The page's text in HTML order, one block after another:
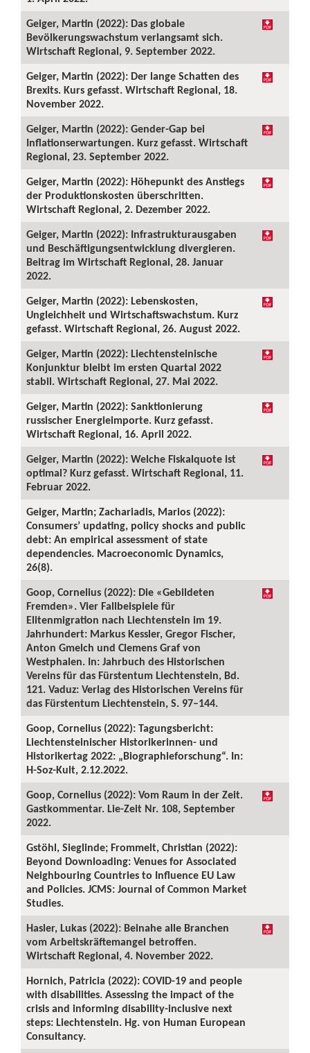
Geiger, Martin (2022): Das globale
Bevölkerungswachstum verlangsamt sich.
Wirtschaft Regional, 9. September 2022.
Geiger, Martin (2022): Der lange Schatten des
Brexits. Kurs gefasst. Wirtschaft Regional, 18.
November 2022.
Geiger, Martin (2022): Gender-Gap bei
Inflationserwartungen. Kurz gefasst. Wirtschaft
Regional, 23. September 2022.
Geiger, Martin (2022): Höhepunkt des Anstiegs
der Produktionskosten überschritten.
Wirtschaft Regional, 2. Dezember 2022.
Geiger, Martin (2022): Infrastrukturausgaben
und Beschäftigungsentwicklung divergieren.
Beitrag im Wirtschaft Regional, 28. Januar
2022.
Geiger, Martin (2022): Lebenskosten,
Ungleichheit und Wirtschaftswachstum. Kurz
gefasst. Wirtschaft Regional, 26. August 2022.
Geiger, Martin (2022): Liechtensteinische
Konjunktur bleibt im ersten Quartal 2022
stabil. Wirtschaft Regional, 27. Mai 2022.
Geiger, Martin (2022): Sanktionierung
russischer Energieimporte. Kurz gefasst.
Wirtschaft Regional, 16. April 2022.
Geiger, Martin (2022): Welche Fiskalquote ist
optimal? Kurz gefasst. Wirtschaft Regional, 11.
Februar 2022.
Geiger, Martin; Zachariadis, Marios (2022):
Consumers’ updating, policy shocks and public
debt: An empirical assessment of state
dependencies. Macroeconomic Dynamics,
26(8).
Goop, Cornelius (2022): Die «Gebildeten
Fremden». Vier Fallbeispiele für
Elitenmigration nach Liechtenstein im 19.
Jahrhundert: Markus Kessler, Gregor Fischer,
Anton Gmelch und Clemens Graf von
Westphalen. In: Jahrbuch des Historischen
Vereins für das Fürstentum Liechtenstein, Bd.
121. Vaduz: Verlag des Historischen Vereins für
das Fürstentum Liechtenstein, S. 97–144.
Goop, Cornelius (2022): Tagungsbericht:
Liechtensteinischer Historikerinnen- und
Historikertag 2022: „Biographieforschung“. In:
H-Soz-Kult, 2.12.2022.
Goop, Cornelius (2022): Vom Raum in der Zeit.
Gastkommentar. Lie-Zeit Nr. 108, September
2022.
Gstöhl, Sieglinde; Frommelt, Christian (2022):
Beyond Downloading: Venues for Associated
Neighbouring Countries to Influence EU Law
and Policies. JCMS: Journal of Common Market
Studies.
Hasler, Lukas (2022): Beinahe alle Branchen
vom Arbeitskräftemangel betroffen.
Wirtschaft Regional, 4. November 2022.
Hornich, Patricia (2022): COVID-19 and people
with disabilities. Assessing the impact of the
crisis and informing disability-inclusive next
steps: Liechtenstein. Hg. von Human European
Consultancy.